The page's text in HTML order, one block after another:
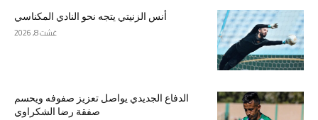
أنس الزنيتي يتجه نحو النادي المكناسي
غشت 8, 2026
الدفاع الجديدي يواصل تعزيز صفوفه ويحسم
صفقة رضا الشكراوي